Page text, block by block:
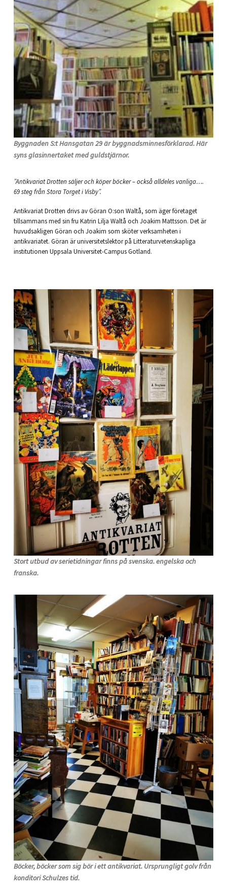
Byggnaden S:t Hansgatan 29 är byggnadsminnesförklarad. Här
syns glasinnertaket med guldstjärnor.
”Antikvariat Drotten säljer och köper böcker – också alldeles vanliga….
69 steg från Stora Torget i Visby”.
Antikvariat Drotten drivs av Göran O:son Waltå, som äger företaget
tillsammans med sin fru Katrin Lilja Waltå och Joakim Mattsson. Det är
huvudsakligen Göran och Joakim som sköter verksamheten i
antikvariatet. Göran är universitetslektor på Litteraturvetenskapliga
institutionen Uppsala Universitet-Campus Gotland.
Stort utbud av serietidningar finns på svenska. engelska och
franska.
Böcker, böcker som sig bör i ett antikvariat. Ursprungligt golv från
konditori Schulzes tid.